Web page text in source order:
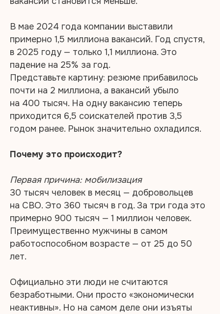
В мае 2024 года компании выставили
примерно 1,5 миллиона вакансий. Год спустя,
в 2025 году — только 1,1 миллиона. Это
падение на 25% за год.
Представьте картину: резюме прибавилось
почти на 2 миллиона, а вакансий убыло
на 400 тысяч. На одну вакансию теперь
приходится 6,5 соискателей против 3,5
годом ранее. Рынок значительно охладился.
Почему это происходит?
Первая причина: мобилизация
30 тысяч человек в месяц — добровольцев
на СВО. Это 360 тысяч в год. За три года это
примерно 900 тысяч — 1 миллион человек.
Преимущественно мужчины в самом
работоспособном возрасте — от 25 до 50
лет.
Официально эти люди не считаются
безработными. Они просто «экономически
неактивны». Но на самом деле они изъяты